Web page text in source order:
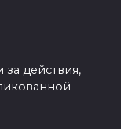
за действия,